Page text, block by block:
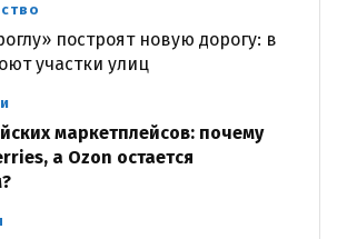
построят новую дорогу: в
участки улиц
маркетплейсов: почему
а Ozon остается